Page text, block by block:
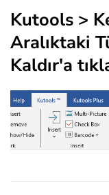
Kutools >
Aralıktaki
Kaldır'a